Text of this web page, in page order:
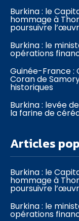
Burkina : le
hommage à
poursuivre
Burkina : le
opérations
Guinée-France :
Coran de
historiques
Burkina : levée
la farine de
Articles
Burkina : le
hommage à
poursuivre
Burkina : le
opérations